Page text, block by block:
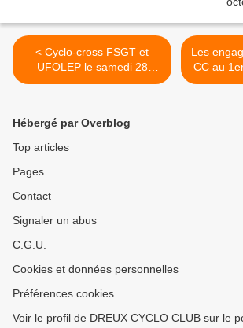
< Cyclo-cross FSGT et
UFOLEP le samedi 28
octobre 2023 à Toury
Les
CC au
Hébergé par Overblog
Top articles
Pages
Contact
Signaler un abus
C.G.U.
Cookies et données personnelles
Préférences cookies
Voir le profil de DREUX CYCLO CLUB sur le